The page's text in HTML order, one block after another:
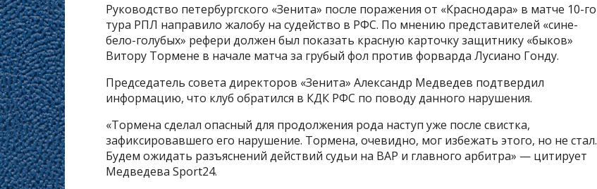
Руководство петербургского «Зенита» после поражения от «Краснодара» в матче 10-го
тура РПЛ направило жалобу на судейство в РФС. По мнению представителей «сине-
бело-голубых» рефери должен был показать красную карточку защитнику «быков»
Витору Тормене в начале матча за грубый фол против форварда Лусиано Гонду.
Председатель совета директоров «Зенита» Александр Медведев подтвердил
информацию, что клуб обратился в КДК РФС по поводу данного нарушения.
«Тормена сделал опасный для продолжения рода наступ уже после свистка,
зафиксировавшего его нарушение. Тормена, очевидно, мог избежать этого, но не стал.
Будем ожидать разъяснений действий судьи на ВАР и главного арбитра» — цитирует
Медведева Sport24.